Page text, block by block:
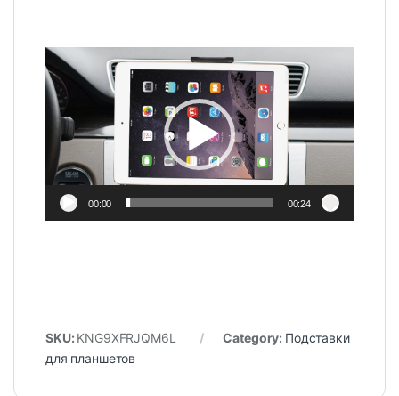
Video
Player
00:00 00:24
SKU: KNG9XFRJQM6L Category: Подставки
для планшетов